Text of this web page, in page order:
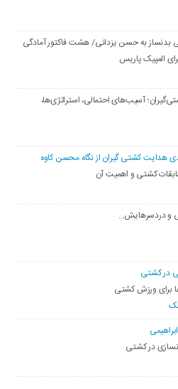
بدنساز به حسن یزدانی/ هشت فاکتور آمادگی
المپیک پاریس
آسیب‌های احتمالی، استراتژی‌ها،
هدایت کشتی گیران از نگاه محسن کاوه
کشتی و اهمیت آن
دردسرهایش…
در کشتی
برای ورزش کشتی
در کشتی